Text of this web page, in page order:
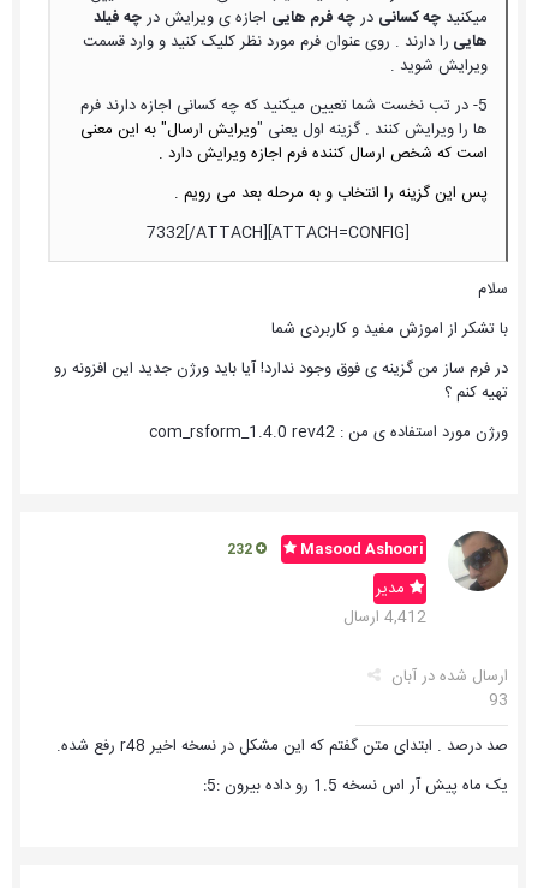
میکنید چه کسانی درچه فرم هایی اجازه ی ویرایش درچه فیلد
هایی را دارند . روی عنوان فرم مورد نظر کلیک کنید و وارد قسمت
ویرایش شوید .
5- در تب نخست شما تعیین میکنید که چه کسانی اجازه دارند فرم
ها را ویرایش کنند . گزینه اول یعنی "ویرایش ارسال" به این معنی
است که شخص ارسال کننده فرم اجازه ویرایش دارد .
پس این گزینه را انتخاب و به مرحله بعد می رویم .
[ATTACH=CONFIG]7332[/ATTACH]
سلام
با تشکر از اموزش مفید و کاربردی شما
در فرم ساز من گزینه ی فوق وجود ندارد! آیا باید ورژن جدید این افزونه رو
تهیه کنم ؟
ورژن مورد استفاده ی من : com_rsform_1.4.0 rev42
Masood Ashoori
مدیر
4,412 ارسال
ارسال شده درآبان
93
صد درصد . ابتدای متن گفتم که این مشکل در نسخه اخیر r48 رفع شده.
یک ماه پیش آر اس نسخه 1.5 رو داده بیرون :5: